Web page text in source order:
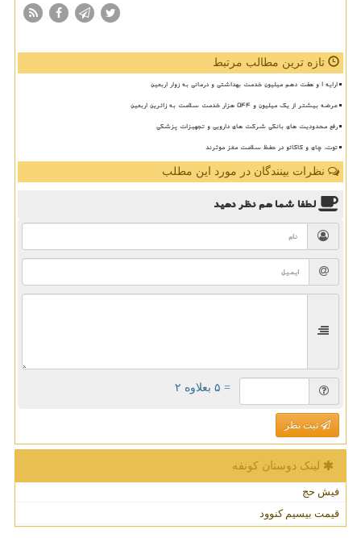
تازه ترین مطالب مرتبط
ارایه ۱ و هفت دهم میلیون خدمت بهداشتی و درمانی به زوار اربعین
عرضه بیشتر از یک میلیون و ۵۴۴ هزار خدمت سلامت به زائرین اربعین
رفع محدودیت های بانکی شرکت های دارویی و تجهیزات پزشکی
توت، چای و کاکائو در حفظ سلامت مغز موثرند
نظرات بینندگان در مورد این مطلب
لطفا شما همنظر دهید
= ۵ بعلاوه ۲
ثبت نظر
لینک دوستان كونفه
فیش حج
قیمت بیسیم کنوود